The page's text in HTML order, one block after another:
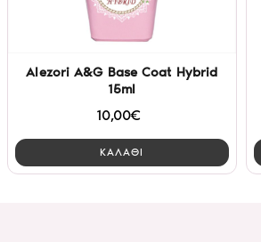
Alezori A&G Base Coat Hybrid
15ml
10,00€
ΚΑΛΑΘΙ